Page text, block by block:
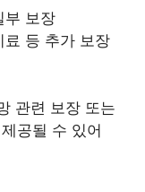
부 보장
료 등 추가 보장
관련 보장 또는
공될 수 있어